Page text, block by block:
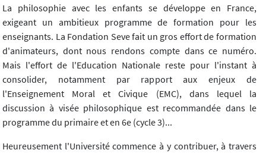
La philosophie avec les enfants se développe en France,
exigeant un ambitieux programme de formation pour les
enseignants. La Fondation Seve fait un gros effort de formation
d'animateurs, dont nous rendons compte dans ce numéro.
Mais l'effort de l'Education Nationale reste pour l'instant à
consolider, notamment par rapport aux enjeux de
l'Enseignement Moral et Civique (EMC), dans lequel la
discussion à visée philosophique est recommandée dans le
programme du primaire et en 6e (cycle 3)...
Heureusement l'Université commence à y contribuer, à travers